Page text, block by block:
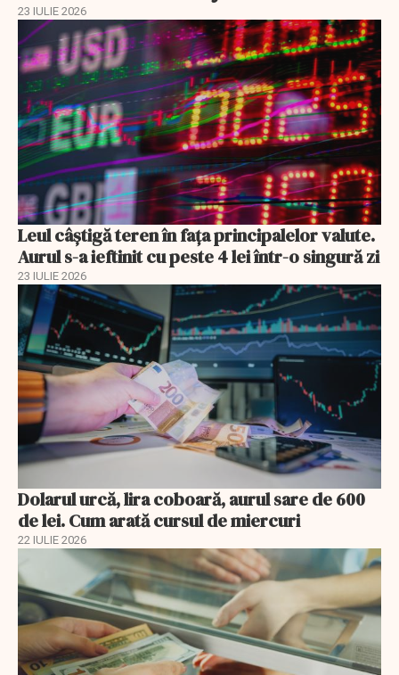
23 IULIE 2026
Leul câștigă teren în fața principalelor valute.
Aurul s-a ieftinit cu peste 4 lei într-o singură zi
23 IULIE 2026
Dolarul urcă, lira coboară, aurul sare de 600
de lei. Cum arată cursul de miercuri
22 IULIE 2026